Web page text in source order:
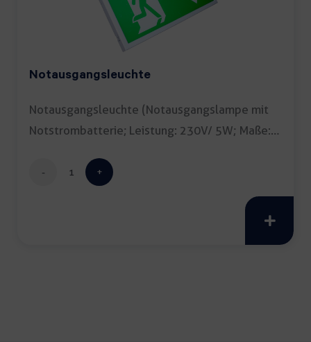
Notausgangsleuchte
Notausgangsleuchte (Notausgangslampe mit
Notstrombatterie; Leistung: 230V/ 5W; Maße:
Notausgangsleuchte